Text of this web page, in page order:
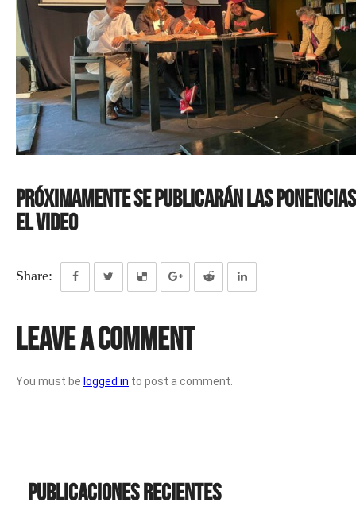
PRÓXIMAMENTE SE PUBLICARÁN LAS
EL VIDEO
Share:
Leave a Comment
You must be logged in to post a comment.
Publicaciones recientes